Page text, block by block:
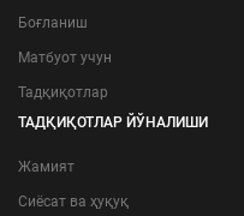
Боғланиш
Матбуот учун
Тадқиқотлар
ТАДҚИҚОТЛАР ЙЎНАЛИШИ
Жамият
Сиёсат ва ҳуқуқ